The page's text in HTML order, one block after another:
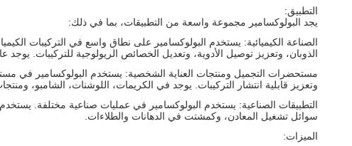
التطبيق:
يجد البولوكسامير مجموعة واسعة من التطبيقات، بما في ذلك:
الصناعة الكيميائية: يستخدم البولوكسامير على نطاق واسع في التركيبات
الذوبان، وتعزيز توصيل الأدوية، وتعديل الخصائص الريولوجية للتركيبات. يوجد
مستحضرات التجميل ومنتجات العناية الشخصية: يستخدم البولوكسامير في
وتعزيز قابلية انتشار التركيبات. يوجد في الكريمات، اللوشنات، الشامبو،
التطبيقات الصناعية: يستخدم البولوكسامير في عمليات صناعية مختلفة.
سوائل تشغيل المعادن، وكمشتت في الدهانات والطلاءات.
الميزات: